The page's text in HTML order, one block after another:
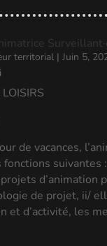
territorial | Juin 5,
de vacances,
fonctions suivantes :
d’animation
de projet, ii/
et d’activité, les